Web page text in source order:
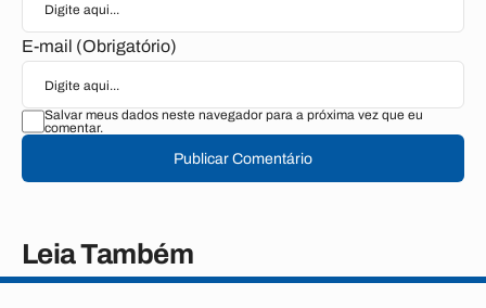
E-mail (Obrigatório)
Salvar meus dados neste navegador para a próxima vez que eu
comentar.
Publicar Comentário
Leia Também